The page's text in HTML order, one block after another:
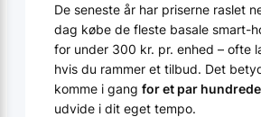
De seneste år har priserne raslet
dag købe de fleste basale smart-
for under 300 kr. pr. enhed – ofte
hvis du rammer et tilbud. Det
komme i gang for et par
udvide i dit eget tempo.